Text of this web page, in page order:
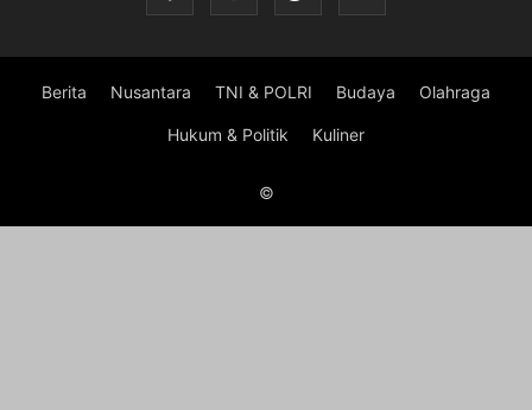
Berita Nusantara TNI & POLRI Budaya Olahraga
Hukum & Politik Kuliner
©